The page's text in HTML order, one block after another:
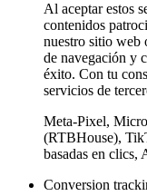
Al aceptar estos
contenidos
nuestro sitio web
de navegación y
éxito. Con tu
servicios de
Meta-Pixel,
(RTBHouse),
basadas en clics,
Conversion